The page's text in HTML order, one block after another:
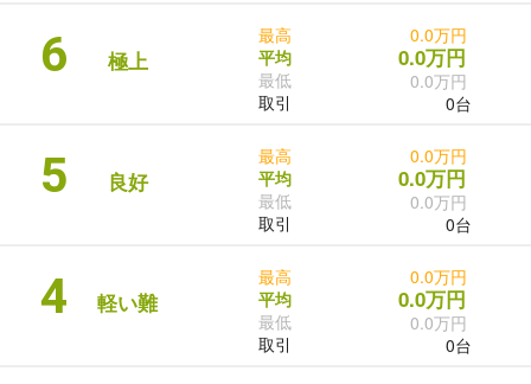
6 極上
最高
平均
最低
取引
0.0万円
0.0万円
0.0万円
0台
5 良好
最高
平均
最低
取引
0.0万円
0.0万円
0.0万円
0台
4 軽い難
最高
平均
最低
取引
0.0万円
0.0万円
0.0万円
0台